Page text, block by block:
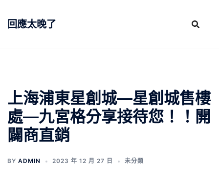
回應太晚了
上海浦東星創城—星創城售樓
處—九宮格分享接待您！！開
闢商直銷
BY ADMIN 2023 年 12 月 27 日 未分類